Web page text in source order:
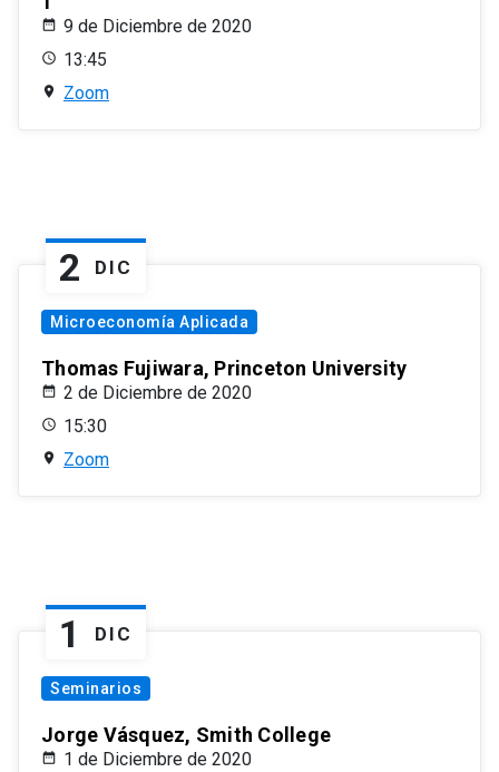
9 de Diciembre de 2020
13:45
Zoom
2 DIC
Microeconomía Aplicada
Thomas Fujiwara, Princeton University
2 de Diciembre de 2020
15:30
Zoom
1 DIC
Seminarios
Jorge Vásquez, Smith College
1 de Diciembre de 2020